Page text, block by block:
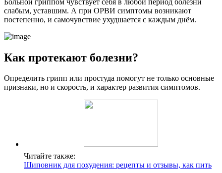
слабым, уставшим. А при ОРВИ симптомы возникают
постепенно, и самочувствие ухудшается с каждым днём.
Как протекают болезни?
Определить грипп или простуда помогут не только основные
признаки, но и скорость, и характер развития симптомов.
Читайте также:
Шиповник для похудения: рецепты и отзывы, как пить